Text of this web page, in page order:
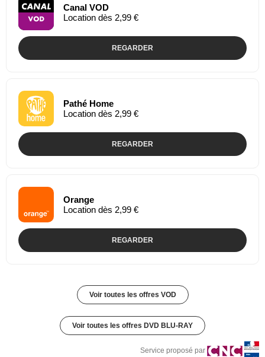
Canal VOD
Location dès 2,99 €
REGARDER
Pathé Home
Location dès 2,99 €
REGARDER
Orange
Location dès 2,99 €
REGARDER
Voir toutes les offres VOD
Voir toutes les offres DVD BLU-RAY
Service proposé par